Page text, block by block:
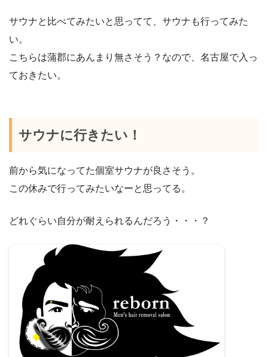
サウナと比べてみたいと思ってて、サウナも行ってみた
い。
こちらは蒲郡にあんまり無さそう？なので、名古屋で入っ
ておきたい。
サウナに行きたい！
前から気になってた個室サウナが良さそう。
この休みで行ってみたいなーと思ってる。
どれぐらい自分が耐えられるんだろう・・・？